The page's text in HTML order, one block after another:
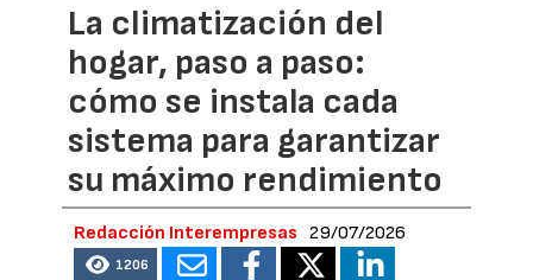
La climatización del
hogar, paso a paso:
cómo se instala cada
sistema para garantizar
su máximo rendimiento
Redacción Interempresas 29/07/2026
1206